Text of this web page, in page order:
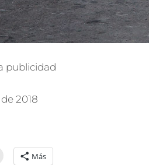
publicidad
2018
Más